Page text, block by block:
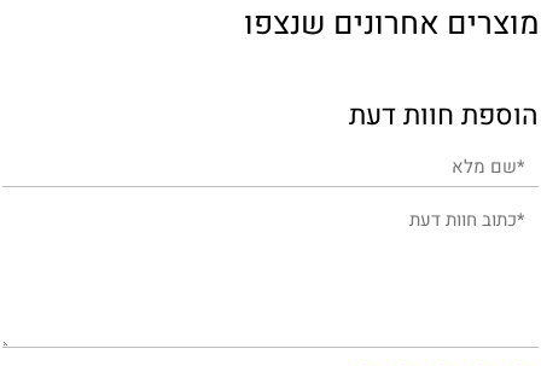
מוצרים אחרונים שנצפו
הוספת חוות דעת